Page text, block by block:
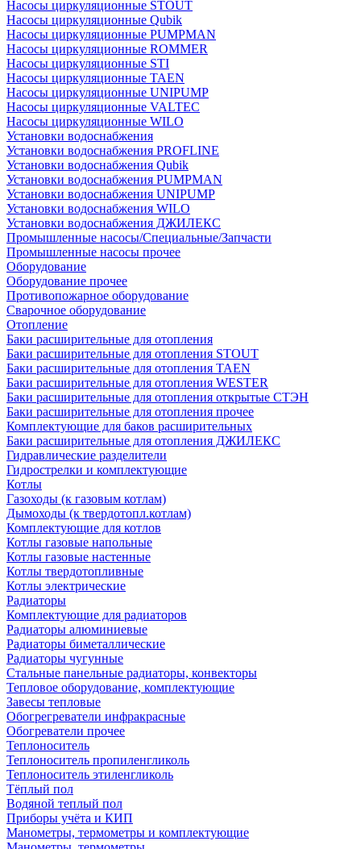
Насосы циркуляционные STOUT
Насосы циркуляционные Qubik
Насосы циркуляционные PUMPMAN
Насосы циркуляционные ROMMER
Насосы циркуляционные STI
Насосы циркуляционные TAEN
Насосы циркуляционные UNIPUMP
Насосы циркуляционные VALTEC
Насосы циркуляционные WILO
Установки водоснабжения
Установки водоснабжения PROFLINE
Установки водоснабжения Qubik
Установки водоснабжения PUMPMAN
Установки водоснабжения UNIPUMP
Установки водоснабжения WILO
Установки водоснабжения ДЖИЛЕКС
Промышленные насосы/Специальные/Запчасти
Промышленные насосы прочее
Оборудование
Оборудование прочее
Противопожарное оборудование
Сварочное оборудование
Отопление
Баки расширительные для отопления
Баки расширительные для отопления STOUT
Баки расширительные для отопления TAEN
Баки расширительные для отопления WESTER
Баки расширительные для отопления открытые СТЭН
Баки расширительные для отопления прочее
Комплектующие для баков расширительных
Баки расширительные для отопления ДЖИЛЕКС
Гидравлические разделители
Гидрострелки и комплектующие
Котлы
Газоходы (к газовым котлам)
Дымоходы (к твердотопл.котлам)
Комплектующие для котлов
Котлы газовые напольные
Котлы газовые настенные
Котлы твердотопливные
Котлы электрические
Радиаторы
Комплектующие для радиаторов
Радиаторы алюминиевые
Радиаторы биметаллические
Радиаторы чугунные
Стальные панельные радиаторы, конвекторы
Тепловое оборудование, комплектующие
Завесы тепловые
Обогрегреватели инфракрасные
Обогреватели прочее
Теплоноситель
Теплоноситель пропиленгликоль
Теплоноситель этиленгликоль
Тёплый пол
Водяной теплый пол
Приборы учёта и КИП
Манометры, термометры и комплектующие